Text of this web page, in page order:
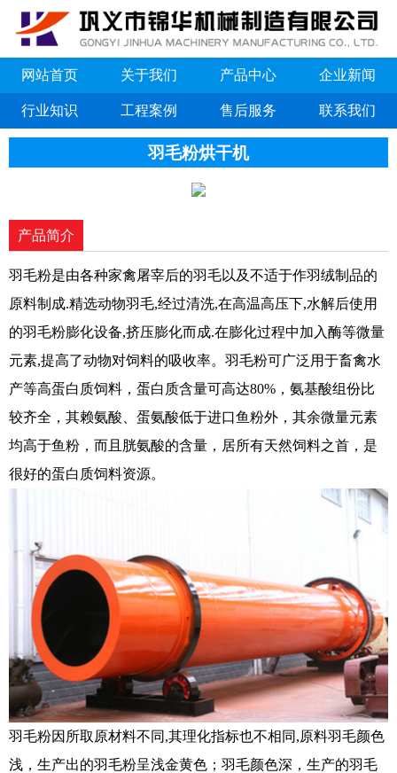
网站首页 关于我们 产品中心 企业新闻
行业知识 工程案例 售后服务 联系我们
羽毛粉烘干机
产品简介
羽毛粉是由各种家禽屠宰后的羽毛以及不适于作羽绒制品的
原料制成.精选动物羽毛,经过清洗,在高温高压下,水解后使用
的羽毛粉膨化设备,挤压膨化而成.在膨化过程中加入酶等微量
元素,提高了动物对饲料的吸收率。羽毛粉可广泛用于畜禽水
产等高蛋白质饲料，蛋白质含量可高达80%，氨基酸组份比
较齐全，其赖氨酸、蛋氨酸低于进口鱼粉外，其余微量元素
均高于鱼粉，而且胱氨酸的含量，居所有天然饲料之首，是
很好的蛋白质饲料资源。
羽毛粉因所取原材料不同,其理化指标也不相同,原料羽毛颜色
浅，生产出的羽毛粉呈浅金黄色；羽毛颜色深，生产的羽毛